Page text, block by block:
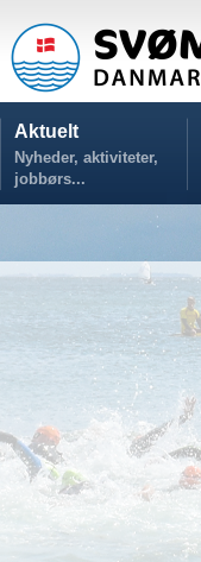
Aktuelt
Nyheder, aktiviteter,
jobbørs...